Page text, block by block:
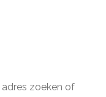
zoeken of